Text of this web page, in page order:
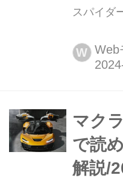
スパイダ
マガジン
画、2024
で紹介し
ン アル
パイダー
一部修...
W Web
マク
で読
解説/